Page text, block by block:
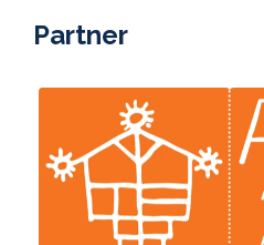
Partner